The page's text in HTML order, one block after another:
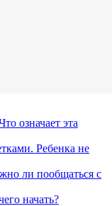
означает эта
Ребенка не
ли пообщаться с
начать?